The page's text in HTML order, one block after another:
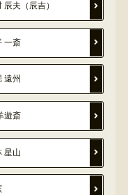
辰夫（辰吉）
一斎
遠州
遊斎
星山